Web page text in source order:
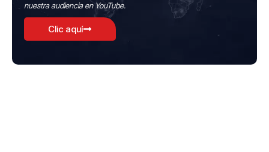
nuestra audiencia en YouTube.
Clic aquí